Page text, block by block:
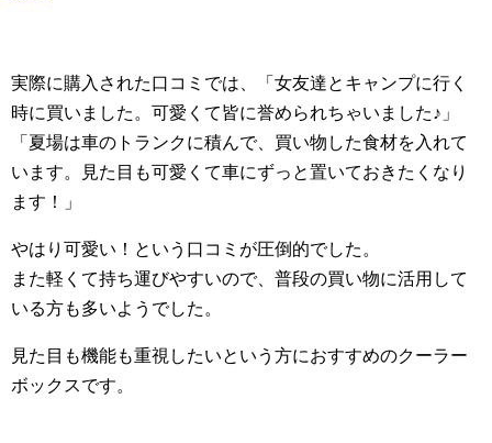
実際に購入された口コミでは、「女友達とキャンプに行く
時に買いました。可愛くて皆に誉められちゃいました♪」
「夏場は車のトランクに積んで、買い物した食材を入れて
います。見た目も可愛くて車にずっと置いておきたくなり
ます！」
やはり可愛い！という口コミが圧倒的でした。
また軽くて持ち運びやすいので、普段の買い物に活用して
いる方も多いようでした。
見た目も機能も重視したいという方におすすめのクーラー
ボックスです。